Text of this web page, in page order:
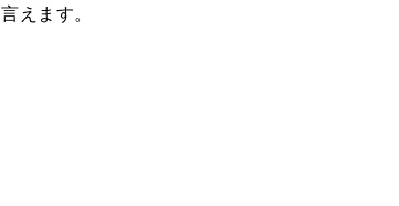
えます。